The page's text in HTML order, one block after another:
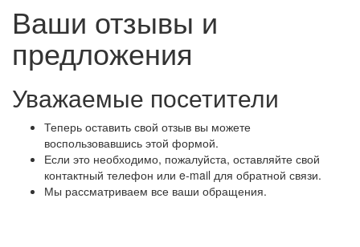
Ваши отзывы и
предложения
Уважаемые посетители
Теперь оставить свой отзыв вы можете
воспользовавшись этой формой.
Если это необходимо, пожалуйста, оставляйте свой
контактный телефон или e-mail для обратной связи.
Мы рассматриваем все ваши обращения.